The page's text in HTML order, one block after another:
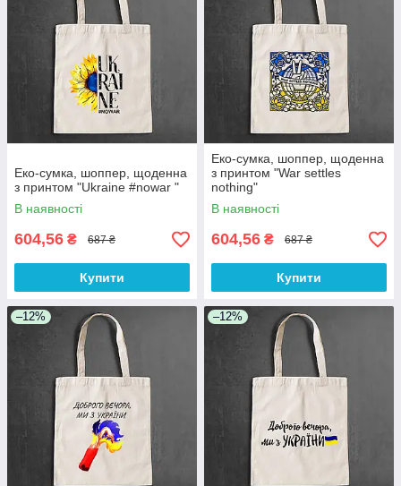
Еко-сумка, шоппер, щоденна
з принтом "Ukraine #nowar "
В наявності
604,56 ₴ 687 ₴
Купити
Еко-сумка, шоппер, щоденна
з принтом "War settles
nothing"
В наявності
604,56 ₴ 687 ₴
Купити
–12% –12%